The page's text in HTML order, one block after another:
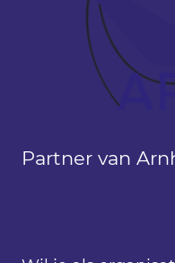
Partner van